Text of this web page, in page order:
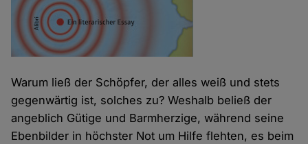
Warum ließ der Schöpfer, der alles weiß und stets
gegenwärtig ist, solches zu? Weshalb beließ der
angeblich Gütige und Barmherzige, während seine
Ebenbilder in höchster Not um Hilfe flehten, es beim